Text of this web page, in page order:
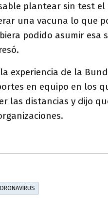
plantear sin test
una vacuna lo que
podido asumir esa
experiencia de la
en equipo en los
las distancias y dijo